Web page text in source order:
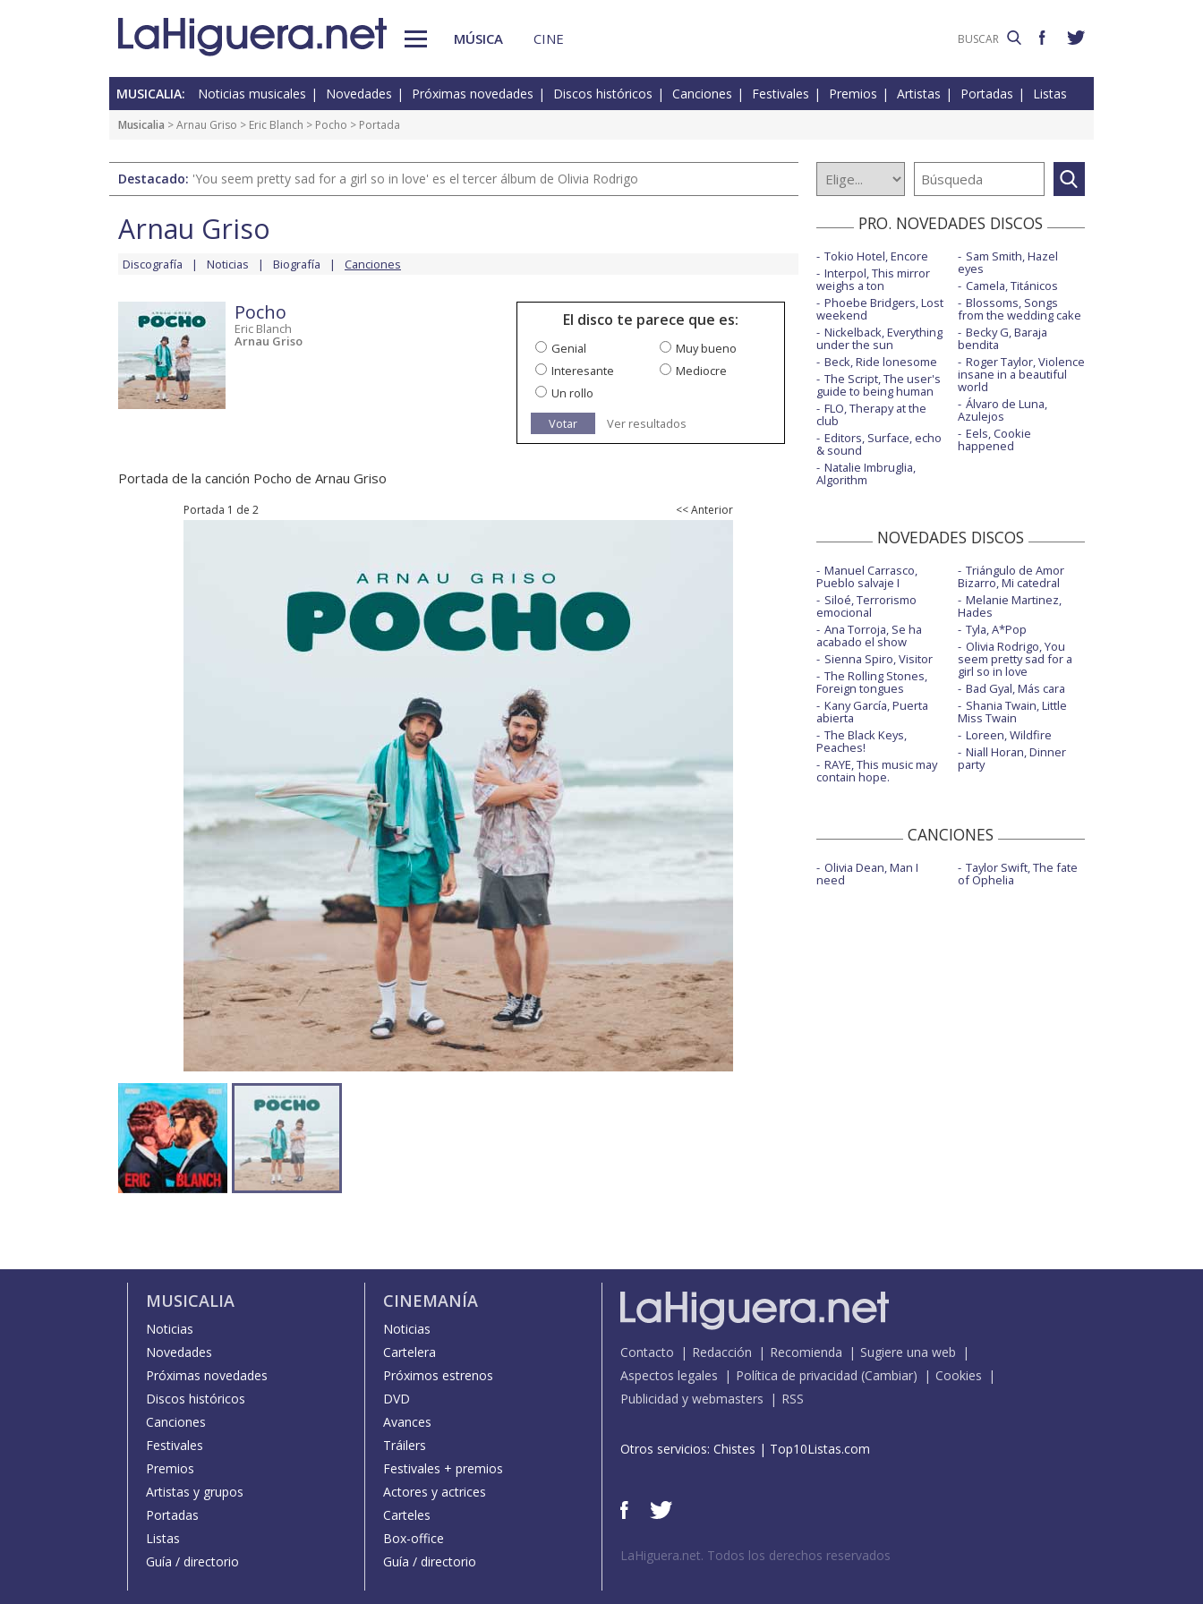
MÚSICA CINE
MUSICALIA: Noticias musicales Novedades Próximas novedades Discos históricos Canciones Festivales Premios Artistas Portadas Listas
Musicalia >Arnau Griso > Eric Blanch > Pocho > Portada
Destacado: 'You seem pretty sad for a girl so in love' es el tercer álbum de Olivia Rodrigo
Arnau Griso
Discografía Noticias Biografía Canciones
Pocho
Eric Blanch
Arnau Griso
El disco te parece que es:
Genial
Muy bueno
Interesante
Mediocre
Un rollo
Votar
Ver resultados
Portada de la canción Pocho de Arnau Griso
Portada 1 de 2 << Anterior
PRO. NOVEDADES DISCOS
Tokio Hotel, Encore
Interpol, This mirror
weighs a ton
Phoebe Bridgers, Lost
weekend
Nickelback, Everything
under the sun
Beck, Ride lonesome
The Script, The user's
guide to being human
FLO, Therapy at the
club
Editors, Surface, echo
& sound
Natalie Imbruglia,
Algorithm
Sam Smith, Hazel
eyes
Camela, Titánicos
Blossoms, Songs
from the wedding cake
Becky G, Baraja
bendita
Roger Taylor, Violence
insane in a beautiful
world
Álvaro de Luna,
Azulejos
Eels, Cookie
happened
NOVEDADES DISCOS
Manuel Carrasco,
Pueblo salvaje I
Siloé, Terrorismo
emocional
Ana Torroja, Se ha
acabado el show
Sienna Spiro, Visitor
The Rolling Stones,
Foreign tongues
Kany García, Puerta
abierta
The Black Keys,
Peaches!
RAYE, This music may
contain hope.
Triángulo de Amor
Bizarro, Mi catedral
Melanie Martinez,
Hades
Tyla, A*Pop
Olivia Rodrigo, You
seem pretty sad for a
girl so in love
Bad Gyal, Más cara
Shania Twain, Little
Miss Twain
Loreen, Wildfire
Niall Horan, Dinner
party
CANCIONES
Olivia Dean, Man I
need
Taylor Swift, The fate
of Ophelia
MUSICALIA
Noticias
Novedades
Próximas novedades
Discos históricos
Canciones
Festivales
Premios
Artistas y grupos
Portadas
Listas
Guía / directorio
CINEMANÍA
Noticias
Cartelera
Próximos estrenos
DVD
Avances
Tráilers
Festivales + premios
Actores y actrices
Carteles
Box-office
Guía / directorio
Contacto Redacción Recomienda
Sugiere una web
Aspectos legales
Política de privacidad (Cambiar)
Cookies
Publicidad y webmasters
RSS
Otros servicios: Chistes | Top10Listas.com
LaHiguera.net. Todos los derechos reservados